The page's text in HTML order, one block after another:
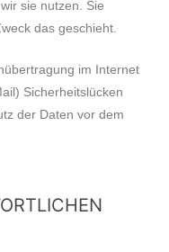
sie nutzen. Sie
das geschieht.
im Internet
Sicherheitslücken
der Daten vor dem